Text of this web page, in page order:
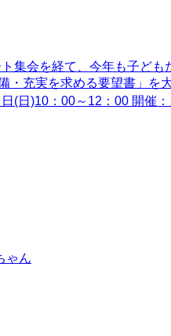
集会を経て、今年も子ども
・充実を求める要望書」を
(日)10：00～12：00 開催
ゃん